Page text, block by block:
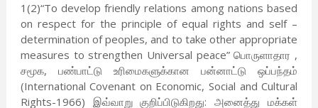
1(2)“To develop friendly relations among nations based
on respect for the principle of equal rights and self –
determination of peoples, and to take other appropriate
measures to strengthen Universal peace” பொருளாதார ,
சமூக, பண்பாட்டு உரிமைகளுக்கான பன்னாட்டு ஒப்பந்தம்
(International Covenant on Economic, Social and Cultural
Rights-1966) இவ்வாறு குறிப்பிடுகிறது: அனைத்து மக்கள்